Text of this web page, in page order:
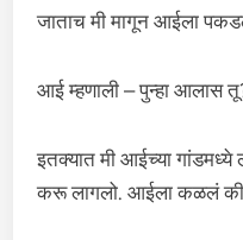
जाताच मी मागून आईला
आई म्हणाली – पुन्हा आलास
इतक्यात मी आईच्या
करू लागलो. आईला कळलं की